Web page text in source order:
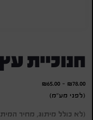
חנוכיית עץ
₪78.00
-
₪65.00
(לפני מע"מ)
(לא כולל מיתוג, מחיר